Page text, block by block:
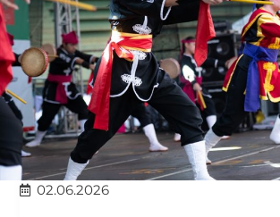
02.06.2026